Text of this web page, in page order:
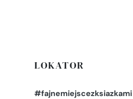
LOKATOR
#fajnemiejscezksiazkami